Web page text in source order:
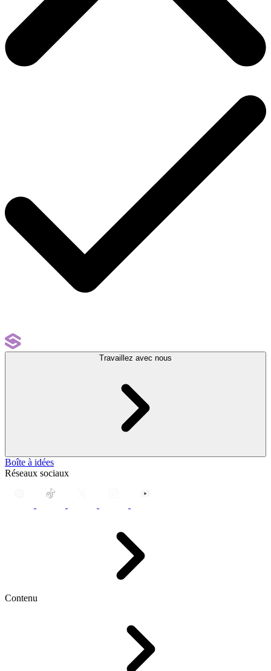
Travaillez avec nous
Boîte à idées
Réseaux sociaux
Contenu